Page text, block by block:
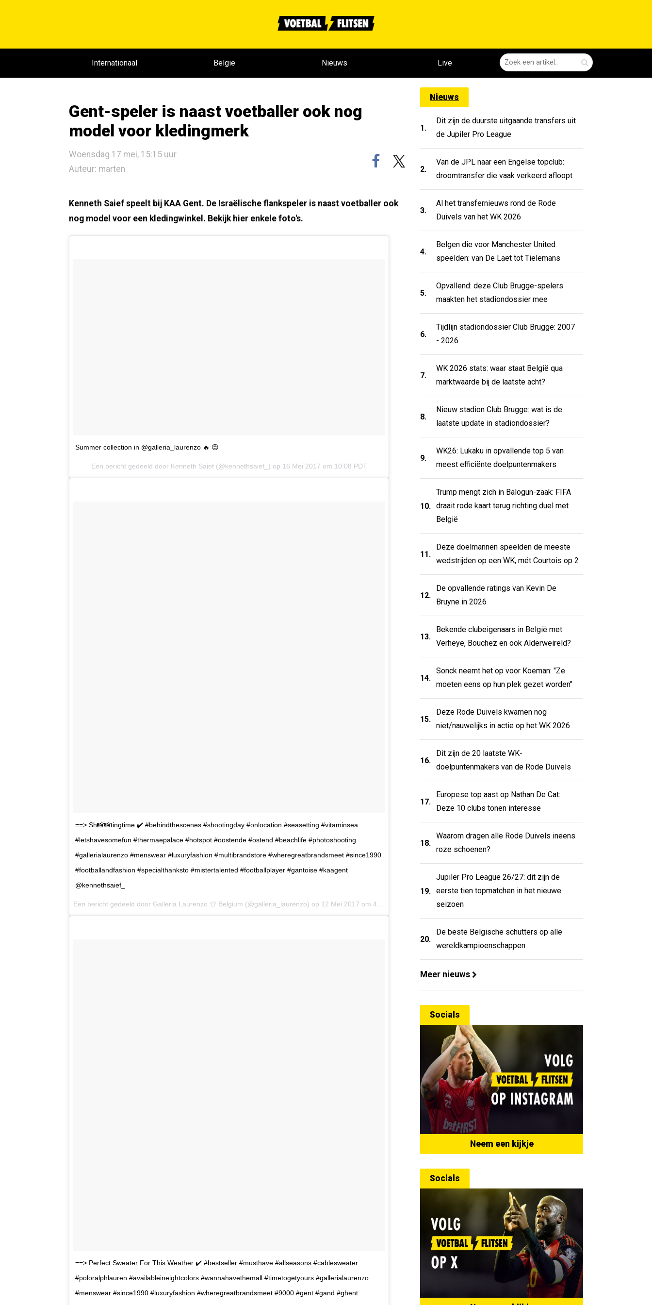
Internationaal België Nieuws Live
Gent-speler is naast voetballer ook nog
model voor kledingmerk
Woensdag 17 mei, 15:15 uur
Auteur: marten
Kenneth Saief speelt bij KAA Gent. De Israëlische flankspeler is naast voetballer ook
nog model voor een kledingwinkel. Bekijk hier enkele foto's.
Summer collection in @galleria_laurenzo 🔥 😍
Een bericht gedeeld door Kenneth Saief (@kennethsaief_) op 16 Mei 2017 om 10:08 PDT
==> Sh📸📸tingtime ✔️ #behindthescenes #shootingday #onlocation #seasetting #vitaminsea
#letshavesomefun #thermaepalace #hotspot #oostende #ostend #beachlife #photoshooting
#gallerialaurenzo #menswear #luxuryfashion #multibrandstore #wheregreatbrandsmeet #since1990
#footballandfashion #specialthanksto #mistertalented #footballplayer #gantoise #kaagent
@kennethsaief_
Een bericht gedeeld door Galleria Laurenzo 👕 Belgium (@galleria_laurenzo) op 12 Mei 2017 om 4:33 PDT
==> Perfect Sweater For This Weather ✔️ #bestseller #musthave #allseasons #cablesweater
#poloralphlauren #availableineightcolors #wannahavethemall #timetogetyours #gallerialaurenzo
#menswear #since1990 #luxuryfashion #wheregreatbrandsmeet #9000 #gent #gand #ghent
Nieuws
1.
Dit zijn de duurste uitgaande transfers uit
de Jupiler Pro League
2.
Van de JPL naar een Engelse topclub:
droomtransfer die vaak verkeerd afloopt
3.
Al het transfernieuws rond de Rode
Duivels van het WK 2026
4.
Belgen die voor Manchester United
speelden: van De Laet tot Tielemans
5.
Opvallend: deze Club Brugge-spelers
maakten het stadiondossier mee
6.
Tijdlijn stadiondossier Club Brugge: 2007
- 2026
7.
WK 2026 stats: waar staat België qua
marktwaarde bij de laatste acht?
8.
Nieuw stadion Club Brugge: wat is de
laatste update in stadiondossier?
9.
WK26: Lukaku in opvallende top 5 van
meest efficiënte doelpuntenmakers
10.
Trump mengt zich in Balogun-zaak: FIFA
draait rode kaart terug richting duel met
België
11.
Deze doelmannen speelden de meeste
wedstrijden op een WK, mét Courtois op 2
12.
De opvallende ratings van Kevin De
Bruyne in 2026
13.
Bekende clubeigenaars in België met
Verheye, Bouchez en ook Alderweireld?
14.
Sonck neemt het op voor Koeman: "Ze
moeten eens op hun plek gezet worden"
15.
Deze Rode Duivels kwamen nog
niet/nauwelijks in actie op het WK 2026
16.
Dit zijn de 20 laatste WK-
doelpuntenmakers van de Rode Duivels
17.
Europese top aast op Nathan De Cat:
Deze 10 clubs tonen interesse
18.
Waarom dragen alle Rode Duivels ineens
roze schoenen?
19.
Jupiler Pro League 26/27: dit zijn de
eerste tien topmatchen in het nieuwe
seizoen
20.
De beste Belgische schutters op alle
wereldkampioenschappen
Meer nieuws
Socials
Neem een kijkje
Socials